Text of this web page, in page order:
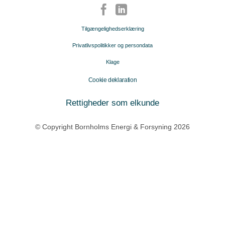
Tilgængelighedserklæring
Privatlivspolitikker og persondata
Klage
Cookie deklaration
Rettigheder som elkunde
© Copyright Bornholms Energi & Forsyning 2026